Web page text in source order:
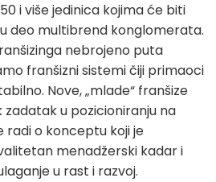
i više jedinica kojima će biti
deo multibrend konglomerata.
nebrojeno puta
franšizni sistemi čiji primaoci
Nove, „mlade“ franšize
u pozicioniranju na
radi o konceptu koji je
menadžerski kadar i
u rast i razvoj.